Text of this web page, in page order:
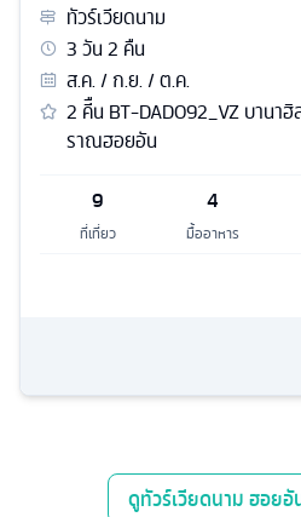
ทัวร์เวียดนาม
3วัน2 คืน
ส.ค. / ก.ย. / ต.ค.
2 คีืน BT-DAD092_VZ บานา
ราณฮอยอัน
9
ที่เที่ยว
4
มื้ออาหาร
ดูทัวร์เวียดนาม ฮอย